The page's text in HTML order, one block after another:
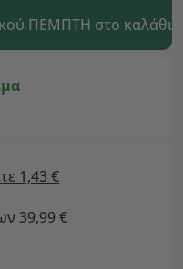
ΠΕΜΠΤΗ στο καλάθι
1,43 €
39,99 €